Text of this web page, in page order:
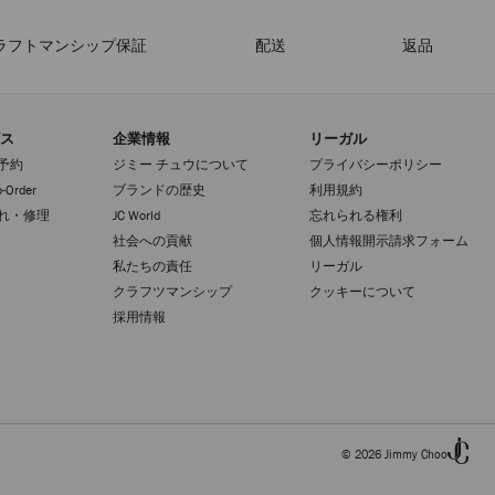
フトマンシップ保証 配送 返品
約
Order
・修理
企業情報
ジミー チュウについて
ブランドの歴史
JC World
社会への貢献
私たちの責任
クラフツマンシップ
採用情報
リーガル
プライバシーポリシー
利用規約
忘れられる権利
個人情報開示請求フォーム
リーガル
クッキーについて
© 2026 Jimmy Choo